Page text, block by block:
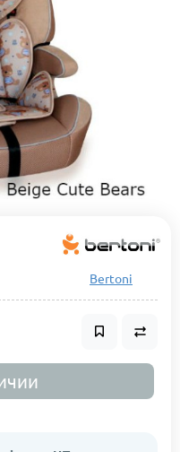
Bertoni